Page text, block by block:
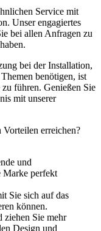
Service mit
Unser engagiertes
bei allen Anfragen zu
bei der Installation,
benötigen, ist
führen. Genießen Sie
mit unserer
Vorteilen erreichen?
und
Marke perfekt
Sie sich auf das
können.
ziehen Sie mehr
Design und